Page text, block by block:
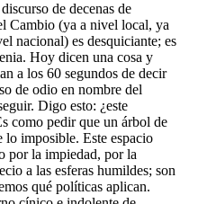
de decenas de
Cambio (ya a nivel local, ya
nacional) es desquiciante; es
Hoy dicen una cosa y
a los 60 segundos de decir
de odio en nombre del
Digo esto: ¿este
como pedir que un árbol de
lo imposible. Este espacio
por la impiedad, por la
a las esferas humildes; son
qué políticas aplican.